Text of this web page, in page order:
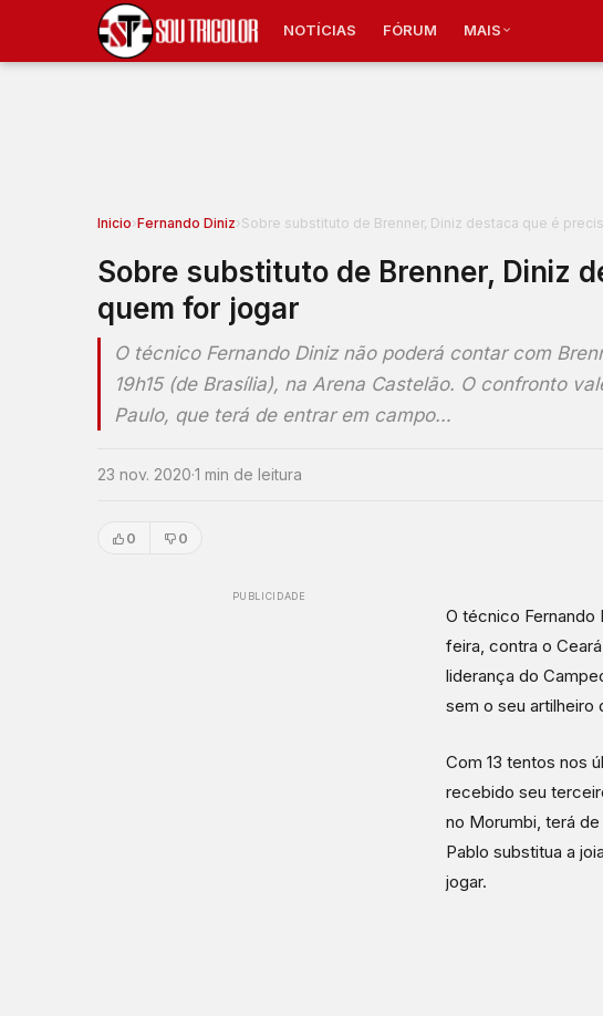
NOTÍCIAS FÓRUM MAIS
Inicio›Fernando Diniz›Sobre substituto de Brenner, Diniz destaca que é
Sobre substituto de Brenner, Diniz
quem for jogar
O técnico Fernando Diniz não poderá contar com
19h15 (de Brasília), na Arena Castelão. O confronto
Paulo, que terá de entrar em campo…
23 nov. 2020·1 min de leitura
0 0
PUBLICIDADE
O técnico Fernando
feira, contra o
liderança do
sem o seu artilheiro
Com 13 tentos nos
recebido seu
no Morumbi, terá
Pablo substitua a
jogar.